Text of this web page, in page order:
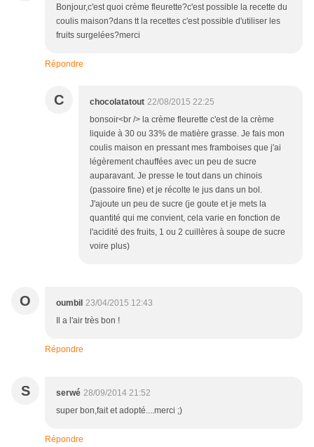
Bonjour,c'est quoi crème fleurette?c'est possible la recette du
coulis maison?dans tt la recettes c'est possible d'utiliser les
fruits surgelées?merci
Répondre
C chocolatatout 22/08/2015 22:25
bonsoir<br /> la crème fleurette c'est de la crème
liquide à 30 ou 33% de matière grasse. Je fais mon
coulis maison en pressant mes framboises que j'ai
légèrement chauffées avec un peu de sucre
auparavant. Je presse le tout dans un chinois
(passoire fine) et je récolte le jus dans un bol.
J'ajoute un peu de sucre (je goute et je mets la
quantité qui me convient, cela varie en fonction de
l'acidité des fruits, 1 ou 2 cuillères à soupe de sucre
voire plus)
O oumbil 23/04/2015 12:43
Il a l'air très bon !
Répondre
S serwé 28/09/2014 21:52
super bon,fait et adopté....merci ;)
Répondre